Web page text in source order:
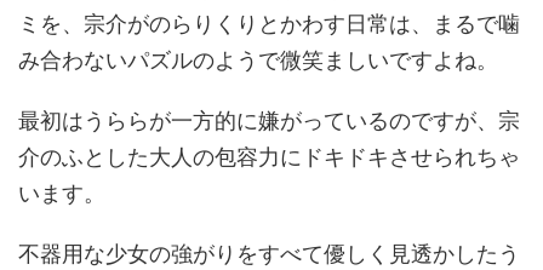
ミを、宗介がのらりくりとかわす日常は、まるで噛
み合わないパズルのようで微笑ましいですよね。
最初はうららが一方的に嫌がっているのですが、宗
介のふとした大人の包容力にドキドキさせられちゃ
います。
不器用な少女の強がりをすべて優しく見透かしたう